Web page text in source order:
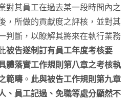
對其員工在過去某一段時間內之
，所做的貢獻度之評核，並對其
判斷，以瞭解其將來在執行業務
被告遂制訂有員工年度考核要
體落實工作規則第八章之考核執
範疇 。 此與被告工作規則第九章
、員工記過、免職等處分顯然不